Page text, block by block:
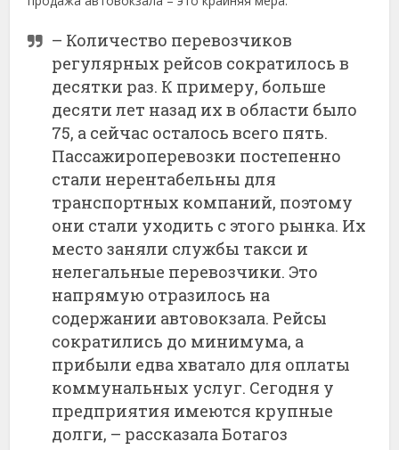
– Количество перевозчиков
регулярных рейсов сократилось в
десятки раз. К примеру, больше
десяти лет назад их в области было
75, а сейчас осталось всего пять.
Пассажироперевозки постепенно
стали нерентабельны для
транспортных компаний, поэтому
они стали уходить с этого рынка. Их
место заняли службы такси и
нелегальные перевозчики. Это
напрямую отразилось на
содержании автовокзала. Рейсы
сократились до минимума, а
прибыли едва хватало для оплаты
коммунальных услуг. Сегодня у
предприятия имеются крупные
долги, – рассказала Ботагоз